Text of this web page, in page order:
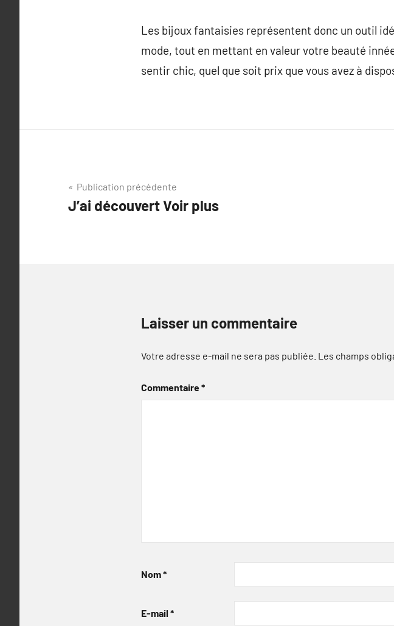
Les bijoux fantaisies représentent donc un outil
mode, tout en mettant en valeur votre beauté
sentir chic, quel que soit prix que vous avez à
Navigation
de
Publication précédente
J’ai découvert Voir plus
Laisser un commentaire
Votre adresse e-mail ne sera pas publiée. Les champs
Commentaire*
Nom*
E-mail *